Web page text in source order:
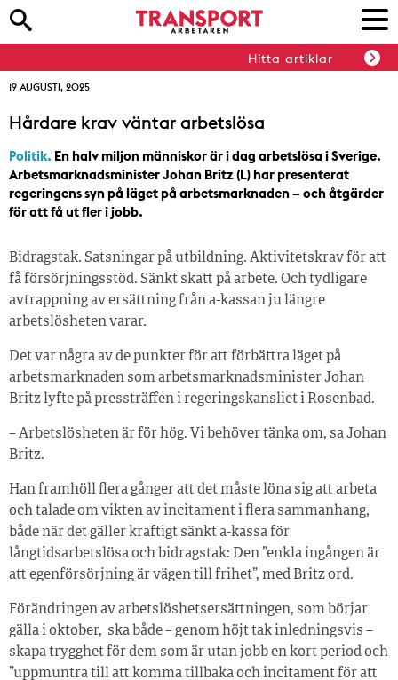
Hitta artiklar
19 AUGUSTI, 2025
Hårdare krav väntar arbetslösa
Politik. En halv miljon människor är i dag arbetslösa i Sverige.
Arbetsmarknadsminister Johan Britz (L) har presenterat
regeringens syn på läget på arbetsmarknaden – och åtgärder
för att få ut fler i jobb.
Bidragstak. Satsningar på utbildning. Aktivitetskrav för att
få försörjningsstöd. Sänkt skatt på arbete. Och tydligare
avtrappning av ersättning från a-kassan ju längre
arbetslösheten varar.
Det var några av de punkter för att förbättra läget på
arbetsmarknaden som arbetsmarknadsminister Johan
Britz lyfte på pressträffen i regeringskansliet i Rosenbad.
– Arbetslösheten är för hög. Vi behöver tänka om, sa Johan
Britz.
Han framhöll flera gånger att det måste löna sig att arbeta
och talade om vikten av incitament i flera sammanhang,
både när det gäller kraftigt sänkt a-kassa för
långtidsarbetslösa och bidragstak: Den ”enkla ingången är
att egenförsörjning är vägen till frihet”, med Britz ord.
Förändringen av arbetslöshetsersättningen, som börjar
gälla i oktober, ska både – genom höjt tak inledningsvis –
skapa trygghet för dem som är utan jobb en kort period och
”uppmuntra till att komma tillbaka och incitament för att